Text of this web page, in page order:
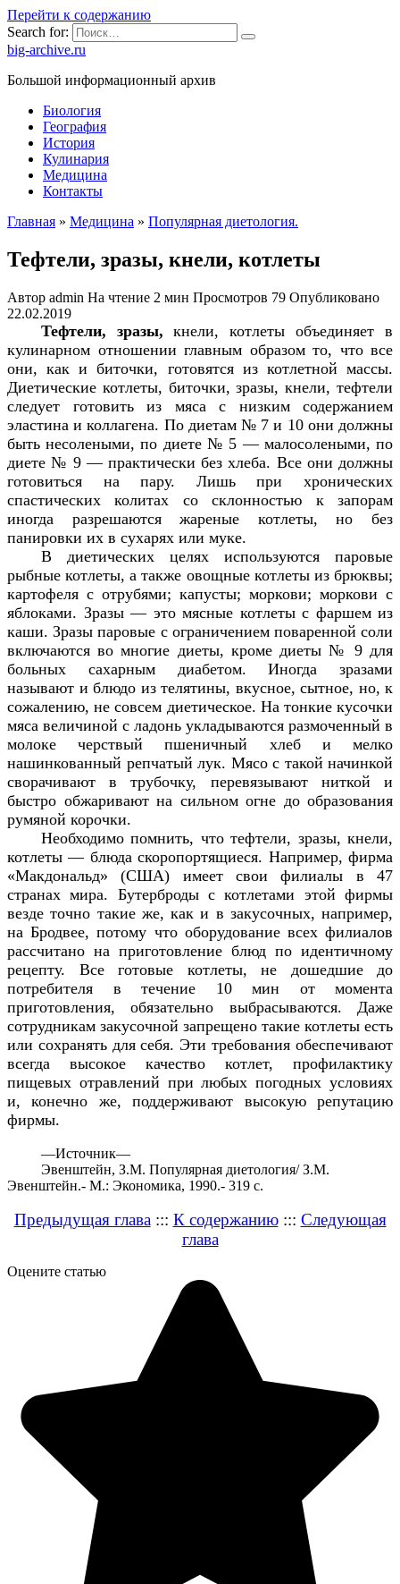
Перейти к содержанию
Search for:
big-archive.ru
Большой информационный архив
Биология
География
История
Кулинария
Медицина
Контакты
Главная » Медицина » Популярная диетология.
Тефтели, зразы, кнели, котлеты
Автор admin На чтение 2 мин Просмотров 79 Опубликовано
22.02.2019
Тефтели, зразы,кнели, котлеты объединяет в
кулинарном отношении главным образом то, что все
они, как и биточки, готовятся из котлетной массы.
Диетические котлеты, биточки, зразы, кнели, тефтели
следует готовить из мяса с низким содержанием
эластина и коллагена. По диетам № 7 и 10 они должны
быть несолеными, по диете № 5 — малосолеными, по
диете № 9 — практически без хлеба. Все они должны
готовиться на пару. Лишь при хронических
спастических колитах со склонностью к запорам
иногда разрешаются жареные котлеты, но без
панировки их в сухарях или муке.
В диетических целях используются паровые
рыбные котлеты, а также овощные котлеты из брюквы;
картофеля с отрубями; капусты; моркови; моркови с
яблоками. Зразы — это мясные котлеты с фаршем из
каши. Зразы паровые с ограничением поваренной соли
включаются во многие диеты, кроме диеты № 9 для
больных сахарным диабетом. Иногда зразами
называют и блюдо из телятины, вкусное, сытное, но, к
сожалению, не совсем диетическое. На тонкие кусочки
мяса величиной с ладонь укладываются размоченный в
молоке черствый пшеничный хлеб и мелко
нашинкованный репчатый лук. Мясо с такой начинкой
сворачивают в трубочку, перевязывают ниткой и
быстро обжаривают на сильном огне до образования
румяной корочки.
Необходимо помнить, что тефтели, зразы, кнели,
котлеты — блюда скоропортящиеся. Например, фирма
«Макдональд» (США) имеет свои филиалы в 47
странах мира. Бутерброды с котлетами этой фирмы
везде точно такие же, как и в закусочных, например,
на Бродвее, потому что оборудование всех филиалов
рассчитано на приготовление блюд по идентичному
рецепту. Все готовые котлеты, не дошедшие до
потребителя в течение 10 мин от момента
приготовления, обязательно выбрасываются. Даже
сотрудникам закусочной запрещено такие котлеты есть
или сохранять для себя. Эти требования обеспечивают
всегда высокое качество котлет, профилактику
пищевых отравлений при любых погодных условиях
и,
конечно же, поддерживают высокую репутацию
фирмы.
—Источник—
Эвенштейн, З.М. Популярная диетология/ З.М.
Эвенштейн.- М.: Экономика, 1990.- 319 с.
Предыдущая глава::: К содержанию::: Следующая
глава
Оцените статью